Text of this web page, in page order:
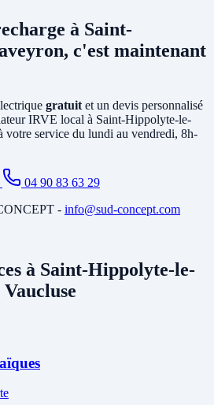
électrique et poser un disjoncteur
abonnement est trop faible, il peut
la puissance souscrite. Notre
les travaux nécessaires avant
à Saint-
c'est maintenant
gratuit et un devis personnalisé
IRVE local à Saint-Hippolyte-le-
votre service du lundi au vendredi, 8h-
04 90 83 63 29
- info@sud-concept.com
à Saint-Hippolyte-le-